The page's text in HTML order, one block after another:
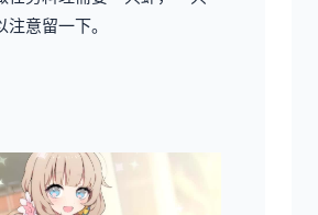
意留一下。